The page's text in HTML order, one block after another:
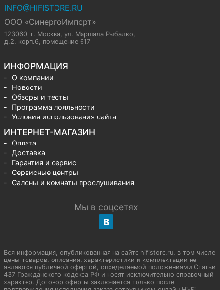
INFO@HIFISTORE.RU
ООО «СинергоИмпорт»
123060, г. Москва, ул. Маршала Рыбалко,
д.2, корп.6, помещение 617
ИНФОРМАЦИЯ
О компании
Новости
Обзоры и тесты
Программа лояльности
Условия использования сайта
ИНТЕРНЕТ-МАГАЗИН
Оплата
Доставка
Гарантия и сервис
Сервисные центры
Салоны и комнаты прослушивания
Мы в соцсетях
Вся информация, опубликованная на сайте hifistore.ru, в том числе
цены товаров, описания, характеристики и комплектации не
являются публичной офертой, определяемой положениями Статьи
437 Гражданского кодекса РФ и носят исключительно справочный
характер. Договор оферты заключается только после